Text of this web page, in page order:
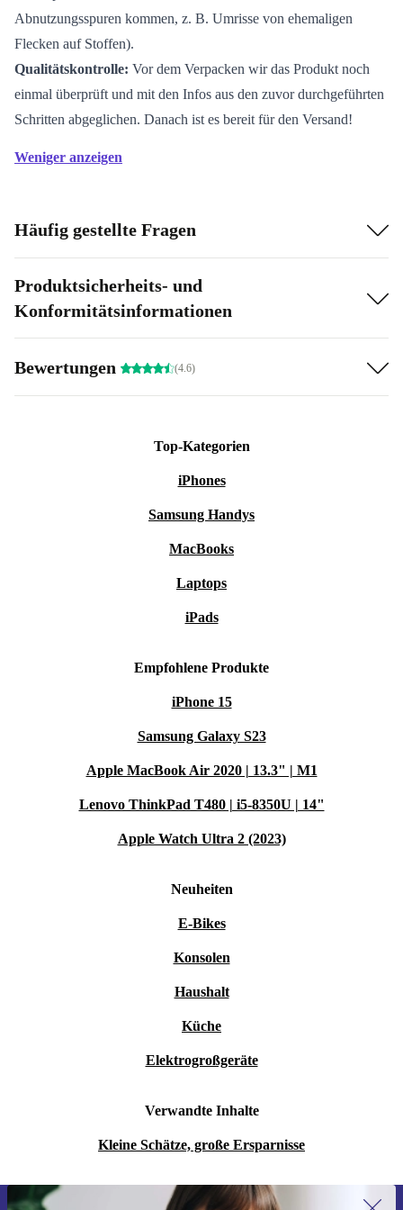
Abnutzungsspuren kommen, z. B. Umrisse von ehemaligen
Flecken auf Stoffen).
Qualitätskontrolle: Vor dem Verpacken wir das Produkt noch
einmal überprüft und mit den Infos aus den zuvor durchgeführten
Schritten abgeglichen. Danach ist es bereit für den Versand!
Weniger anzeigen
Häufig gestellte Fragen
Produktsicherheits- und
Konformitätsinformationen
Bewertungen (4.6)
Top-Kategorien
iPhones
Samsung Handys
MacBooks
Laptops
iPads
Empfohlene Produkte
iPhone 15
Samsung Galaxy S23
Apple MacBook Air 2020 | 13.3" | M1
Lenovo ThinkPad T480 | i5-8350U | 14"
Apple Watch Ultra 2 (2023)
Neuheiten
E-Bikes
Konsolen
Haushalt
Küche
Elektrogroßgeräte
Verwandte Inhalte
Kleine Schätze, große Ersparnisse